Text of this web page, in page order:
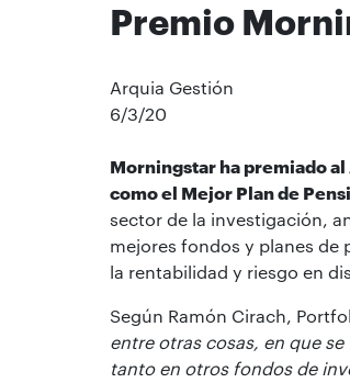
Premio
Arquia Gestión
6/3/20
Morningstar ha premiado
como el Mejor Plan de
sector de la investigación,
mejores fondos y planes
la rentabilidad y riesgo en
Según Ramón Cirach,
entre otras cosas, en que
tanto en otros fondos de